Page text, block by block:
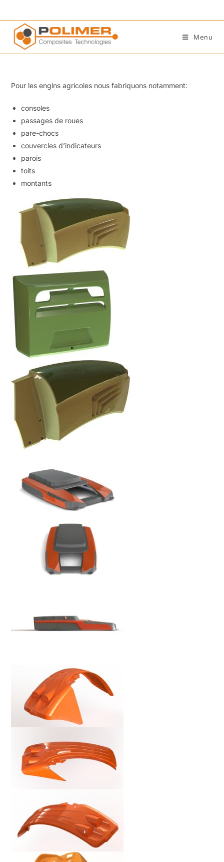
Menu
Pour les engins agricoles nous fabriquons notamment:
consoles
passages de roues
pare-chocs
couvercles d’indicateurs
parois
toits
montants